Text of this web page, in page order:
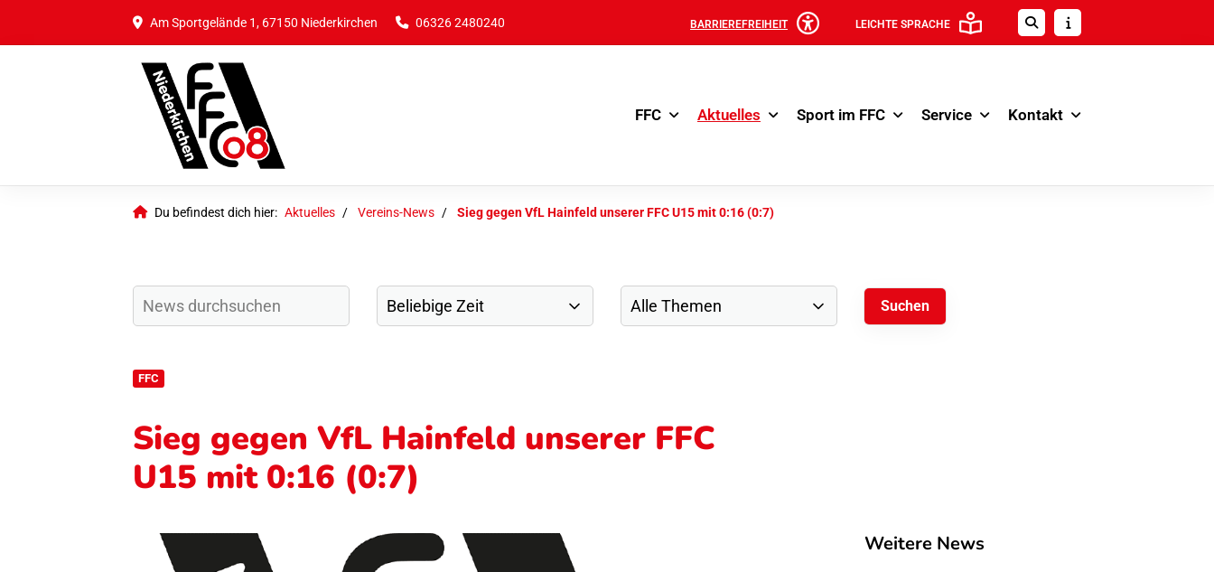
Am Sportgelände 1, 67150 Niederkirchen 06326 2480240 BARRIEREFREIHEIT LEICHTE SPRACHE
FFC Aktuelles Sport im FFC Service Kontakt
Du befindest dich hier: Aktuelles Vereins-News Sieg gegen VfL Hainfeld unserer FFC U15 mit 0:16 (0:7)
FFC
Sieg gegen VfL Hainfeld unserer FFC
U15 mit 0:16 (0:7)
Weitere News